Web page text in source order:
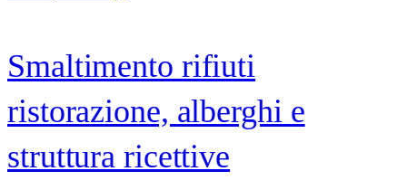
Smaltimento rifiuti
ristorazione, alberghi e
struttura ricettive